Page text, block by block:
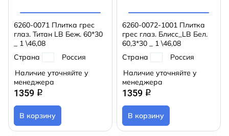
6260-0071 Плитка грес
глаз. Титан LB Беж. 60*30
_ 1 \46,08
Страна
Россия
Наличие уточняйте у
менеджера
1359 q
В корзину
6260-0072-1001 Плитка
грес глаз. Блисс_LB Бел.
60,3*30 _ 1 \46,08
Страна
Россия
Наличие уточняйте у
менеджера
1359 q
В корзину